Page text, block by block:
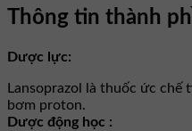
Thông tin thành
Dược lực:
Lansoprazol là thuốc ức
bơm proton.
Dược động học :